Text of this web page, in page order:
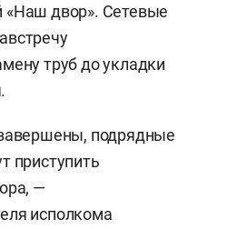
«Наш двор». Сетевые
труб до укладки
подрядные
приступить
—
исполкома